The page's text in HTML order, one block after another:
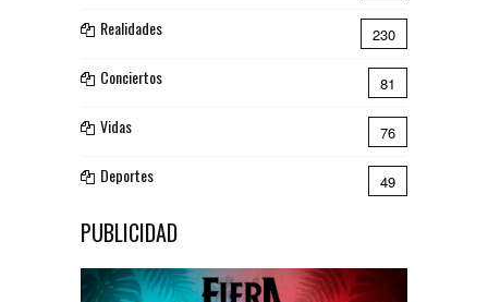
Realidades 230
Conciertos 81
Vidas 76
Deportes 49
PUBLICIDAD